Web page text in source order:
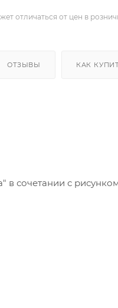
отличаться от цен в
ОТЗЫВЫ КАК
в сочетании с